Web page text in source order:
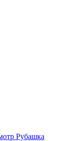
Рубашка